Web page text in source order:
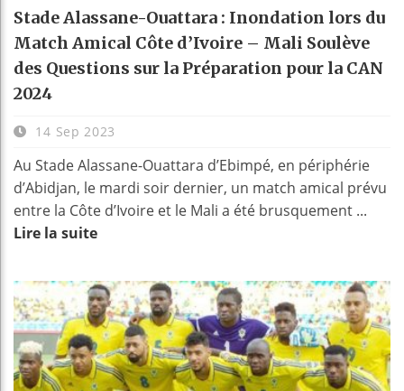
Stade Alassane-Ouattara : Inondation lors du
Match Amical Côte d’Ivoire – Mali Soulève
des Questions sur la Préparation pour la CAN
2024
14 Sep 2023
Au Stade Alassane-Ouattara d’Ebimpé, en périphérie
d’Abidjan, le mardi soir dernier, un match amical prévu
entre la Côte d’Ivoire et le Mali a été brusquement ...
Lire la suite